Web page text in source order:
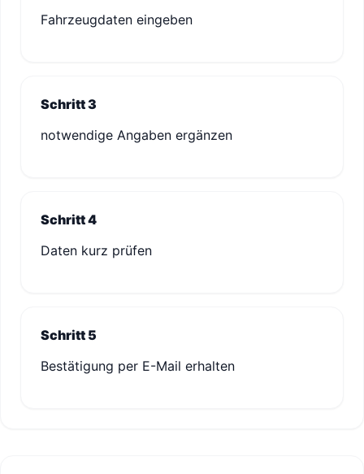
Fahrzeugdaten eingeben
Schritt 3
notwendige Angaben ergänzen
Schritt 4
Daten kurz prüfen
Schritt 5
Bestätigung per E-Mail erhalten